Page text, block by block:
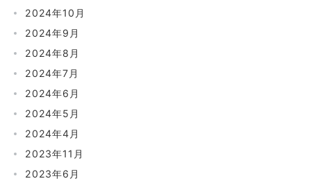
2024年10月
2024年9月
2024年8月
2024年7月
2024年6月
2024年5月
2024年4月
2023年11月
2023年6月